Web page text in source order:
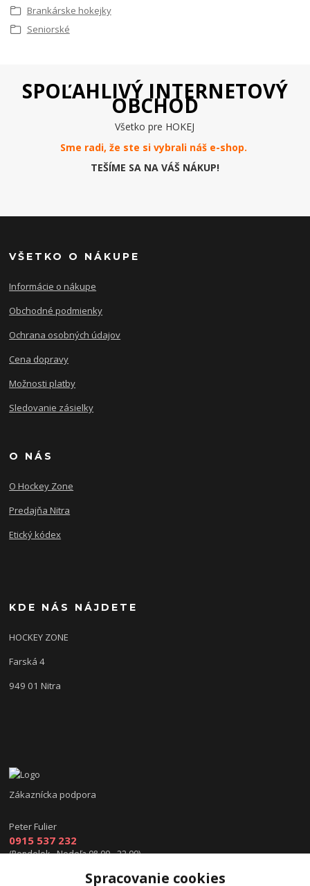
Brankárske hokejky
Seniorské
SPOĽAHLIVÝ INTERNETOVÝ
OBCHOD
Všetko pre HOKEJ
Sme radi, že ste si vybrali náš e-shop.
TEŠÍME SA NA VÁŠ NÁKUP!
VŠETKO O NÁKUPE
Informácie o nákupe
Obchodné podmienky
Ochrana osobných údajov
Cena dopravy
Možnosti platby
Sledovanie zásielky
O NÁS
O Hockey Zone
Predajňa Nitra
Etický kódex
KDE NÁS NÁJDETE
HOCKEY ZONE
Farská 4
949 01 Nitra
Zákaznícka podpora
Peter Fulier
0915 537 232
(Pondelok - Nedeľa 08.00 - 22.00)
info@hokejexpert.sk
Spracovanie cookies